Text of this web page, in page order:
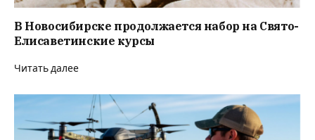
В Новосибирске продолжается набор на Свято-
Елисаветинские курсы
Читать далее